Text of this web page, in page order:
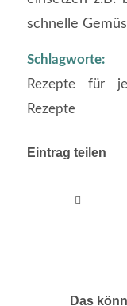
schnelle
Schlagworte:
Rezepte für
Rezepte
Eintrag teilen
Das